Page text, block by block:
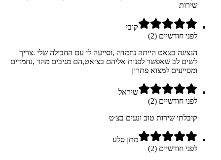
שירות
קובי
לפני חודשיים (2)
הנציגה בצאט הייתה נחמדה ,וסייעה לי עם החבילה שלי .צריך
לשים לב שאפשר לפנות אליהם בצ׳אט,הם מגיבים מהר ,נחמדים
ומסייעים למצוא פתרון
שיראל
לפני חודשיים (2)
קיבלתי שירות טוב ונעים בצ׳ט
מתן סלע
לפני חודשיים (2)